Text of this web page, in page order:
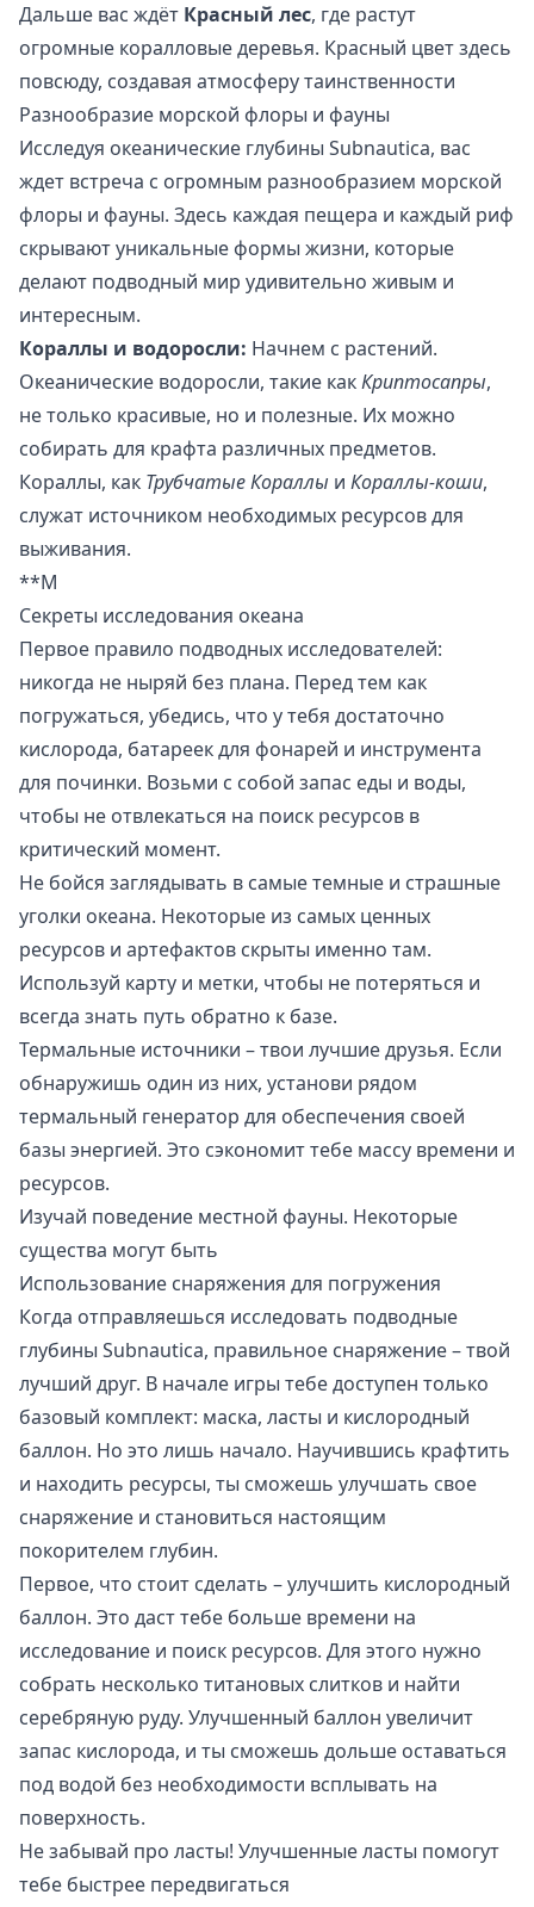
Дальше вас ждёт Красный лес, где растут
огромные коралловые деревья. Красный цвет здесь
повсюду, создавая атмосферу таинственности
Разнообразие морской флоры и фауны
Исследуя океанические глубины Subnautica, вас
ждет встреча с огромным разнообразием морской
флоры и фауны. Здесь каждая пещера и каждый риф
скрывают уникальные формы жизни, которые
делают подводный мир удивительно живым и
интересным.
Кораллы и водоросли: Начнем с растений.
Океанические водоросли, такие какКриптосапры,
не только красивые, но и полезные. Их можно
собирать для крафта различных предметов.
Кораллы, как Трубчатые Кораллы и Кораллы-коши,
служат источником необходимых ресурсов для
выживания.
**М
Секреты исследования океана
Первое правило подводных исследователей:
никогда не ныряй без плана. Перед тем как
погружаться, убедись, что у тебя достаточно
кислорода, батареек для фонарей и инструмента
для починки. Возьми с собой запас еды и воды,
чтобы не отвлекаться на поиск ресурсов в
критический момент.
Не бойся заглядывать в самые темные и страшные
уголки океана. Некоторые из самых ценных
ресурсов и артефактов скрыты именно там.
Используй карту и метки, чтобы не потеряться и
всегда знать путь обратно к базе.
Термальные источники – твои лучшие друзья. Если
обнаружишь один из них, установи рядом
термальный генератор для обеспечения своей
базы энергией. Это сэкономит тебе массу времени и
ресурсов.
Изучай поведение местной фауны. Некоторые
существа могут быть
Использование снаряжения для погружения
Когда отправляешься исследовать подводные
глубины Subnautica, правильное снаряжение – твой
лучший друг. В начале игры тебе доступен только
базовый комплект: маска, ласты и кислородный
баллон. Но это лишь начало. Научившись крафтить
и находить ресурсы, ты сможешь улучшать свое
снаряжение и становиться настоящим
покорителем глубин.
Первое, что стоит сделать – улучшить кислородный
баллон. Это даст тебе больше времени на
исследование и поиск ресурсов. Для этого нужно
собрать несколько титановых слитков и найти
серебряную руду. Улучшенный баллон увеличит
запас кислорода, и ты сможешь дольше оставаться
под водой без необходимости всплывать на
поверхность.
Не забывай про ласты! Улучшенные ласты помогут
тебе быстрее передвигаться